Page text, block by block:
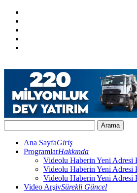
Ana SayfaGiriş
ProgramlarHakkında
Videolu Haberin Yeni Adresi
Videolu Haberin Yeni Adresi
Videolu Haberin Yeni Adresi
Video ArşivSürekli Güncel